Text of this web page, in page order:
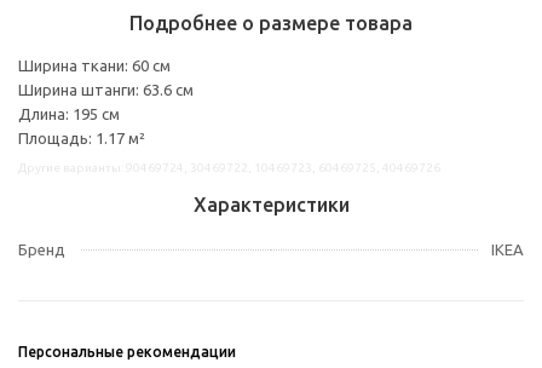
Подробнее о размере товара
Ширина ткани: 60 см
Ширина штанги: 63.6 см
Длина: 195 см
Площадь: 1.17 м²
Характеристики
Бренд IKEA
Персональные рекомендации